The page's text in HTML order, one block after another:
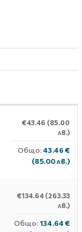
€43.46 (85.00
лв.)
Общо: 43.46 €
(85.00 лв.)
€134.64 (263.33
лв.)
Общо: 134.64 €